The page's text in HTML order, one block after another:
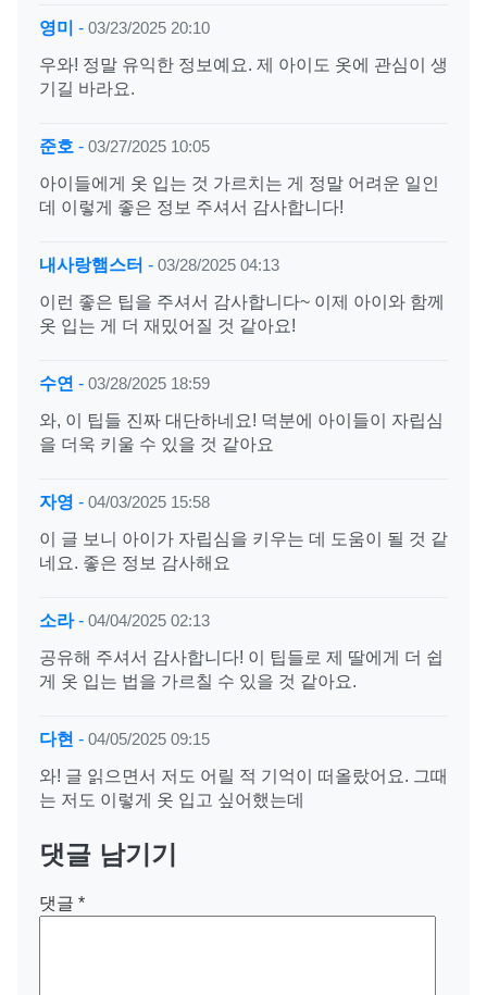
영미 - 03/23/2025 20:10
우와! 정말 유익한 정보예요. 제 아이도 옷에 관심이 생
기길 바라요.
준호 - 03/27/2025 10:05
아이들에게 옷 입는 것 가르치는 게 정말 어려운 일인
데 이렇게 좋은 정보 주셔서 감사합니다!
내사랑햄스터 - 03/28/2025 04:13
이런 좋은 팁을 주셔서 감사합니다~ 이제 아이와 함께
옷 입는 게 더 재밌어질 것 같아요!
수연 - 03/28/2025 18:59
와, 이 팁들 진짜 대단하네요! 덕분에 아이들이 자립심
을 더욱 키울 수 있을 것 같아요
자영 - 04/03/2025 15:58
이 글 보니 아이가 자립심을 키우는 데 도움이 될 것 같
네요. 좋은 정보 감사해요
소라- 04/04/2025 02:13
공유해 주셔서 감사합니다! 이 팁들로 제 딸에게 더 쉽
게 옷 입는 법을 가르칠 수 있을 것 같아요.
다현 - 04/05/2025 09:15
와! 글 읽으면서 저도 어릴 적 기억이 떠올랐어요. 그때
는 저도 이렇게 옷 입고 싶어했는데
댓글 남기기
댓글 *